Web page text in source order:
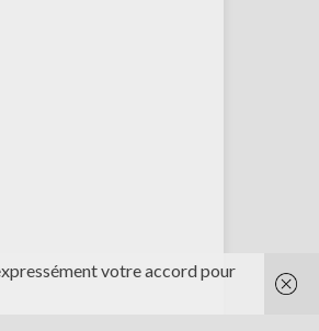
votre accord pour